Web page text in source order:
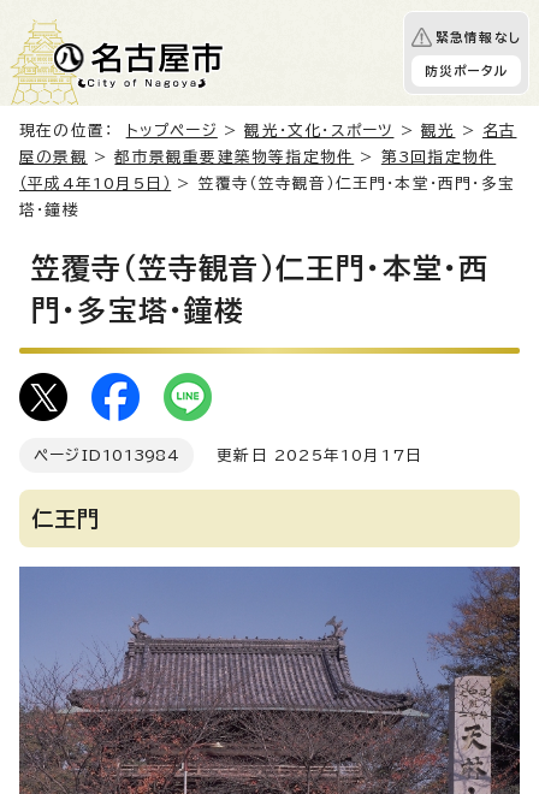
緊急情報なし
防災ポータル
現在の位置： トップページ >観光・文化・スポーツ >観光 > 名古
屋の景観
>都市景観重要建築物等指定物件 > 第3回指定物件
（平成4年10月5日）
> 笠覆寺（笠寺観音）仁王門・本堂・西門・多宝
塔・鐘楼
笠覆寺（笠寺観音）仁王門・本堂・西
門・多宝塔・鐘楼
ページID 1013984 更新日 2025年10月17日
仁王門